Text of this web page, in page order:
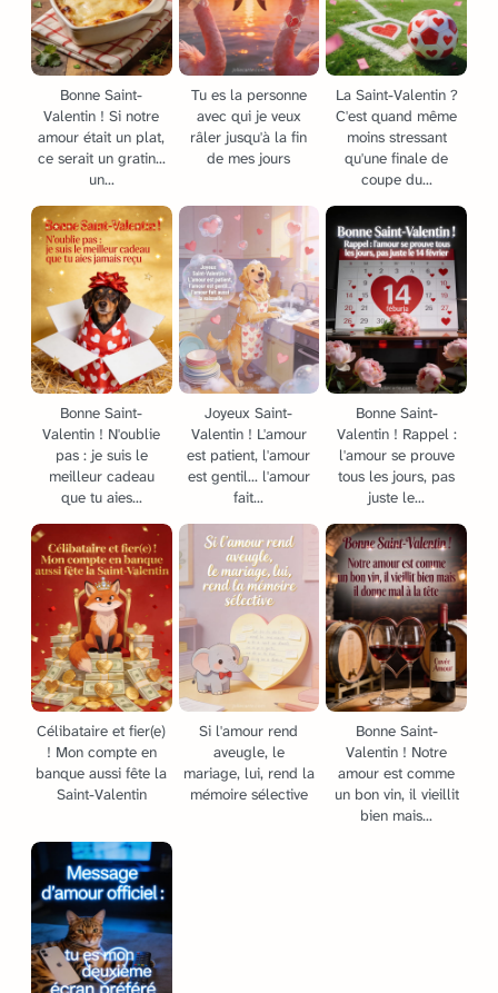
Bonne Saint-
Valentin ! Si notre
amour était un plat,
ce serait un gratin...
un...
Tu es la personne
avec qui je veux
râler jusqu'à la fin
de mes jours
La Saint-Valentin ?
C'est quand même
moins stressant
qu'une finale de
coupe du...
Bonne Saint-
Valentin ! N'oublie
pas : je suis le
meilleur cadeau
que tu aies...
Joyeux Saint-
Valentin ! L'amour
est patient, l'amour
est gentil... l'amour
fait...
Bonne Saint-
Valentin ! Rappel :
l'amour se prouve
tous les jours, pas
juste le...
Célibataire et fier(e)
! Mon compte en
banque aussi fête la
Saint-Valentin
Si l'amour rend
aveugle, le
mariage, lui, rend la
mémoire sélective
Bonne Saint-
Valentin ! Notre
amour est comme
un bon vin, il vieillit
bien mais...